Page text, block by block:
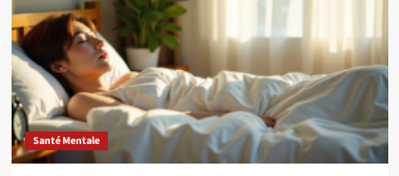
Santé Mentale